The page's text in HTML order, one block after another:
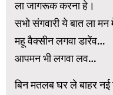
ला जागरूक करना हे।
सभो संगवारी ये बात ला मन
महू वैक्सीन लगवा डारेंव…
आपमन भी लगवा लव…
बिन मतलब घर ले बाहर नई